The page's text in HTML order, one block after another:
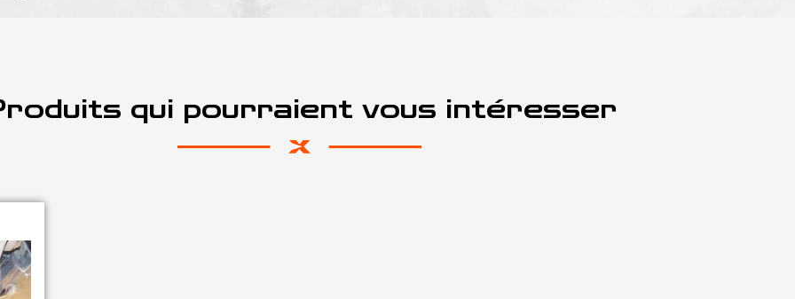
qui pourraient vous intéresser